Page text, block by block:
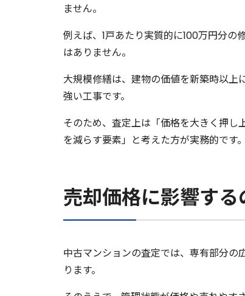
ません。
例えば、1戸あたり実質的に100万円分の
はありません。
大規模修繕は、建物の価値を新築時以
強い工事です。
そのため、査定上は「価格を大きく押
を減らす要素」と考えた方が実務的です。
売却価格に影響す
中古マンションの査定では、専有部分
ります。